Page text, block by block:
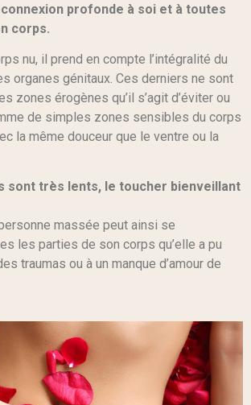
profonde à soi et à toutes
corps.
nu, il prend en compte l’intégralité du
organes génitaux. Ces derniers ne sont
zones érogènes qu’il s’agit d’éviter ou
de simples zones sensibles du corps
la même douceur que le ventre ou la
sont très lents, le toucher bienveillant
massée peut ainsi se
les parties de son corps qu’elle a pu
traumas ou à un manque d’amour de